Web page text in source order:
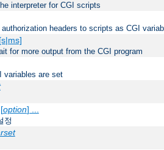
interpreter for CGI scripts
headers to scripts as CGI
for more output from the CGI program
variables are set
option] ...
정